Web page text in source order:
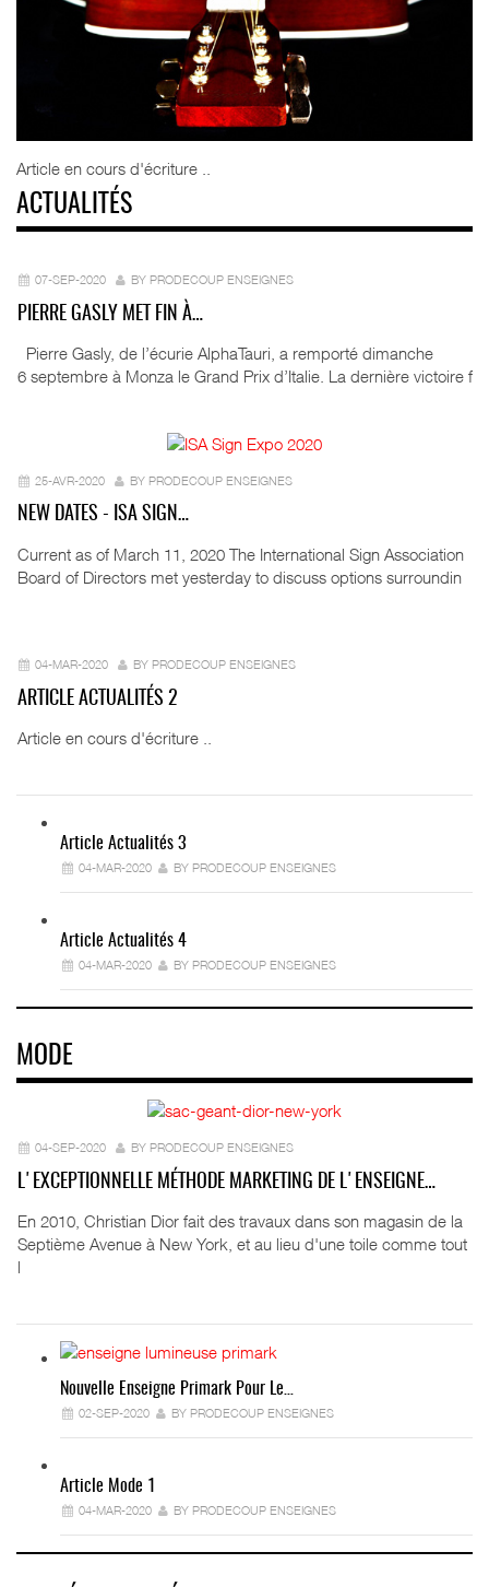
Article en cours d'écriture ..
ACTUALITÉS
07-SEP-2020 BY PRODECOUP ENSEIGNES
PIERRE GASLY MET FIN À…
Pierre Gasly, de l’écurie AlphaTauri, a remporté dimanche
6 septembre à Monza le Grand Prix d’Italie. La dernière victoire f
25-AVR-2020 BY PRODECOUP ENSEIGNES
NEW DATES - ISA SIGN…
Current as of March 11, 2020 The International Sign Association
Board of Directors met yesterday to discuss options surroundin
04-MAR-2020 BY PRODECOUP ENSEIGNES
ARTICLE ACTUALITÉS 2
Article en cours d'écriture ..
Article Actualités 3
04-MAR-2020 BY PRODECOUP ENSEIGNES
Article Actualités 4
04-MAR-2020 BY PRODECOUP ENSEIGNES
MODE
04-SEP-2020 BY PRODECOUP ENSEIGNES
L'EXCEPTIONNELLE MÉTHODE MARKETING DE L'ENSEIGNE…
En 2010, Christian Dior fait des travaux dans son magasin de la
Septième Avenue à New York, et au lieu d'une toile comme tout
l
Nouvelle Enseigne Primark Pour Le…
02-SEP-2020 BY PRODECOUP ENSEIGNES
Article Mode 1
04-MAR-2020 BY PRODECOUP ENSEIGNES